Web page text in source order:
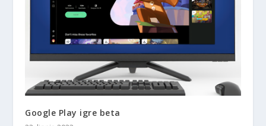
Google Play igre beta